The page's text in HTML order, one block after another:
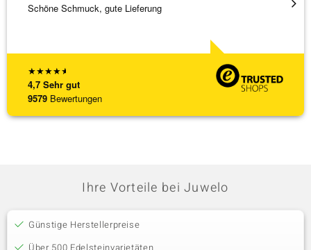
★★★★★
4,7 Sehr gut
9579 Bewertungen
Schöne Schmuck, gute Lieferung
Ihre Vorteile bei Juwelo
Günstige Herstellerpreise